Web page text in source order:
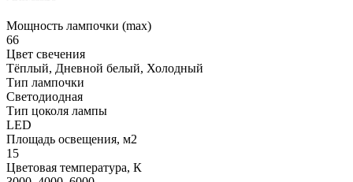
Мощность лампочки (max)
66
Цвет свечения
Тёплый, Дневной белый, Холодный
Тип лампочки
Светодиодная
Тип цоколя лампы
LED
Площадь освещения, м2
15
Цветовая температура, К